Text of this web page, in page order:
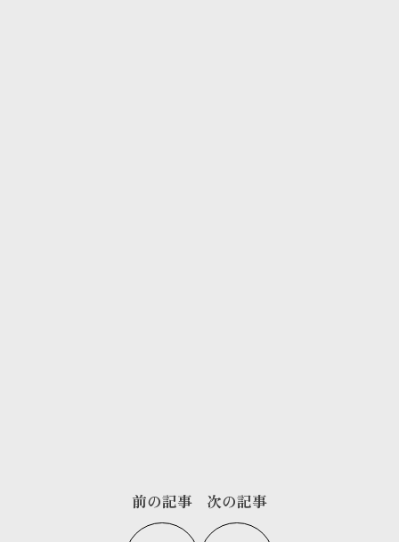
前の記事 次の記事